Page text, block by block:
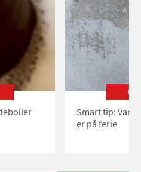
Smart tip:
er på ferie